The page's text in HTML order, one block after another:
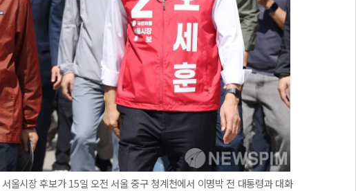
울시장 후보가 15일 오전 서울 중구 청계천에서 이명박 전 대통령과 대화